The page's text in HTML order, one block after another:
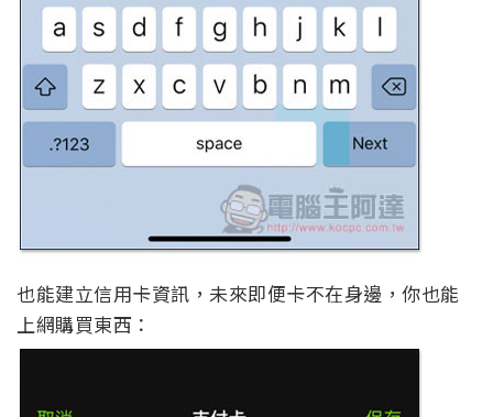
也能建立信用卡資訊，未來即便卡不在身邊，你也能
上網購買東西：